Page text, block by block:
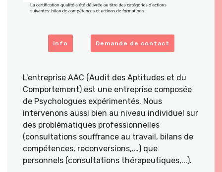
info Demande de contact
L'entreprise AAC (Audit des Aptitudes et du
Comportement) est une entreprise composée
de Psychologues expérimentés. Nous
intervenons aussi bien au niveau individuel sur
des problématiques professionnelles
(consultations souffrance au travail, bilans de
compétences, reconversions,.…) que
personnels (consultations thérapeutiques,...).